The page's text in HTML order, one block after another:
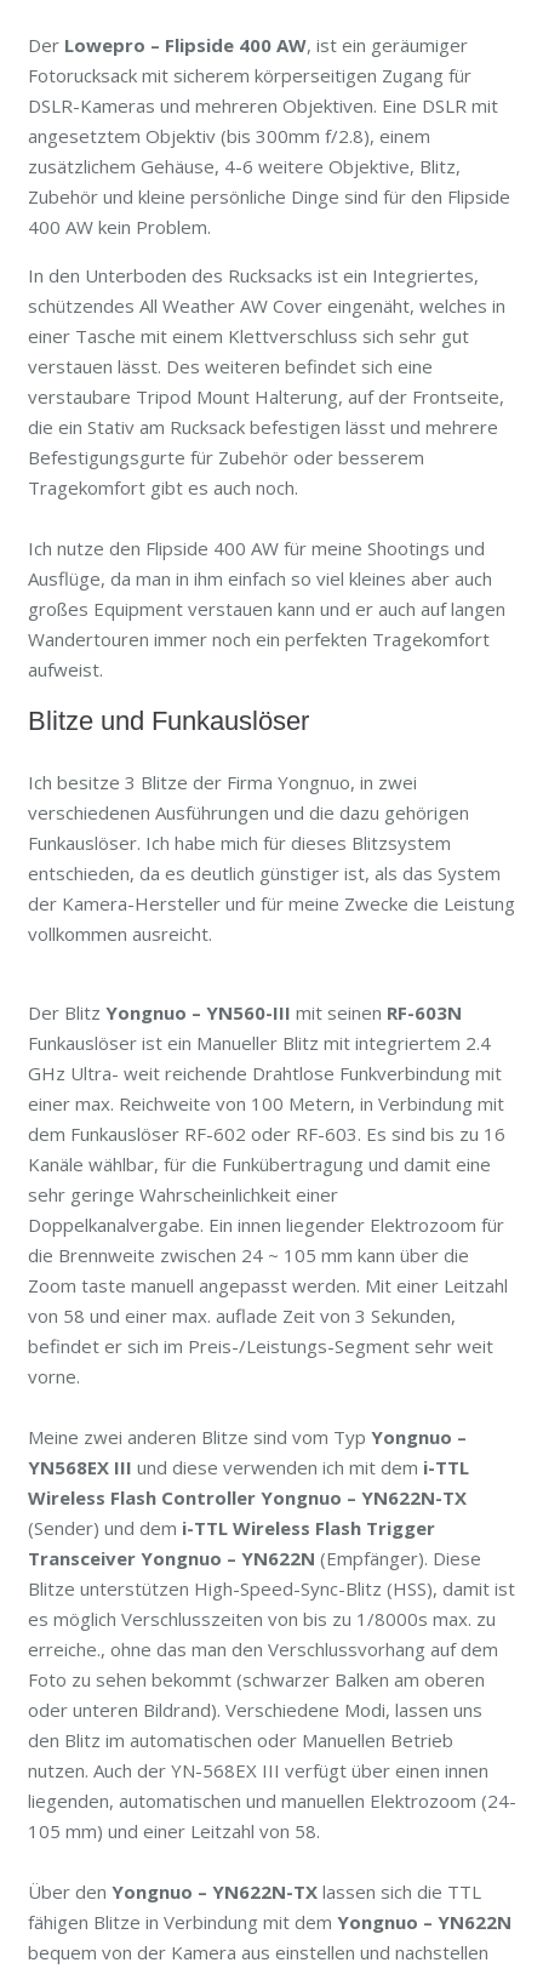
Der Lowepro – Flipside 400 AW, ist ein geräumiger
Fotorucksack mit sicherem körperseitigen Zugang für
DSLR-Kameras und mehreren Objektiven. Eine DSLR mit
angesetztem Objektiv (bis 300mm f/2.8), einem
zusätzlichem Gehäuse, 4-6 weitere Objektive, Blitz,
Zubehör und kleine persönliche Dinge sind für den Flipside
400 AW kein Problem.
In den Unterboden des Rucksacks ist ein Integriertes,
schützendes All Weather AW Cover eingenäht, welches in
einer Tasche mit einem Klettverschluss sich sehr gut
verstauen lässt. Des weiteren befindet sich eine
verstaubare Tripod Mount Halterung, auf der Frontseite,
die ein Stativ am Rucksack befestigen lässt und mehrere
Befestigungsgurte für Zubehör oder besserem
Tragekomfort gibt es auch noch.
Ich nutze den Flipside 400 AW für meine Shootings und
Ausflüge, da man in ihm einfach so viel kleines aber auch
großes Equipment verstauen kann und er auch auf langen
Wandertouren immer noch ein perfekten Tragekomfort
aufweist.
Blitze und Funkauslöser
Ich besitze 3 Blitze der Firma Yongnuo, in zwei
verschiedenen Ausführungen und die dazu gehörigen
Funkauslöser. Ich habe mich für dieses Blitzsystem
entschieden, da es deutlich günstiger ist, als das System
der Kamera-Hersteller und für meine Zwecke die Leistung
vollkommen ausreicht.
Der Blitz Yongnuo – YN560-III mit seinen RF-603N
Funkauslöser ist ein Manueller Blitz mit integriertem 2.4
GHz Ultra- weit reichende Drahtlose Funkverbindung mit
einer max. Reichweite von 100 Metern, in Verbindung mit
dem Funkauslöser RF-602 oder RF-603. Es sind bis zu 16
Kanäle wählbar, für die Funkübertragung und damit eine
sehr geringe Wahrscheinlichkeit einer
Doppelkanalvergabe. Ein innen liegender Elektrozoom für
die Brennweite zwischen 24 ~ 105 mm kann über die
Zoom taste manuell angepasst werden. Mit einer Leitzahl
von 58 und einer max. auflade Zeit von 3 Sekunden,
befindet er sich im Preis-/Leistungs-Segment sehr weit
vorne.
Meine zwei anderen Blitze sind vom Typ Yongnuo –
YN568EX III und diese verwenden ich mit dem i-TTL
Wireless Flash Controller Yongnuo – YN622N-TX
(Sender) und dem i-TTL Wireless Flash Trigger
Transceiver Yongnuo – YN622N (Empfänger). Diese
Blitze unterstützen High-Speed-Sync-Blitz (HSS), damit ist
es möglich Verschlusszeiten von bis zu 1/8000s max. zu
erreiche., ohne das man den Verschlussvorhang auf dem
Foto zu sehen bekommt (schwarzer Balken am oberen
oder unteren Bildrand). Verschiedene Modi, lassen uns
den Blitz im automatischen oder Manuellen Betrieb
nutzen. Auch der YN-568EX III verfügt über einen innen
liegenden, automatischen und manuellen Elektrozoom (24-
105 mm) und einer Leitzahl von 58.
Über den Yongnuo – YN622N-TXlassen sich die TTL
fähigen Blitze in Verbindung mit dem Yongnuo – YN622N
bequem von der Kamera aus einstellen und nachstellen